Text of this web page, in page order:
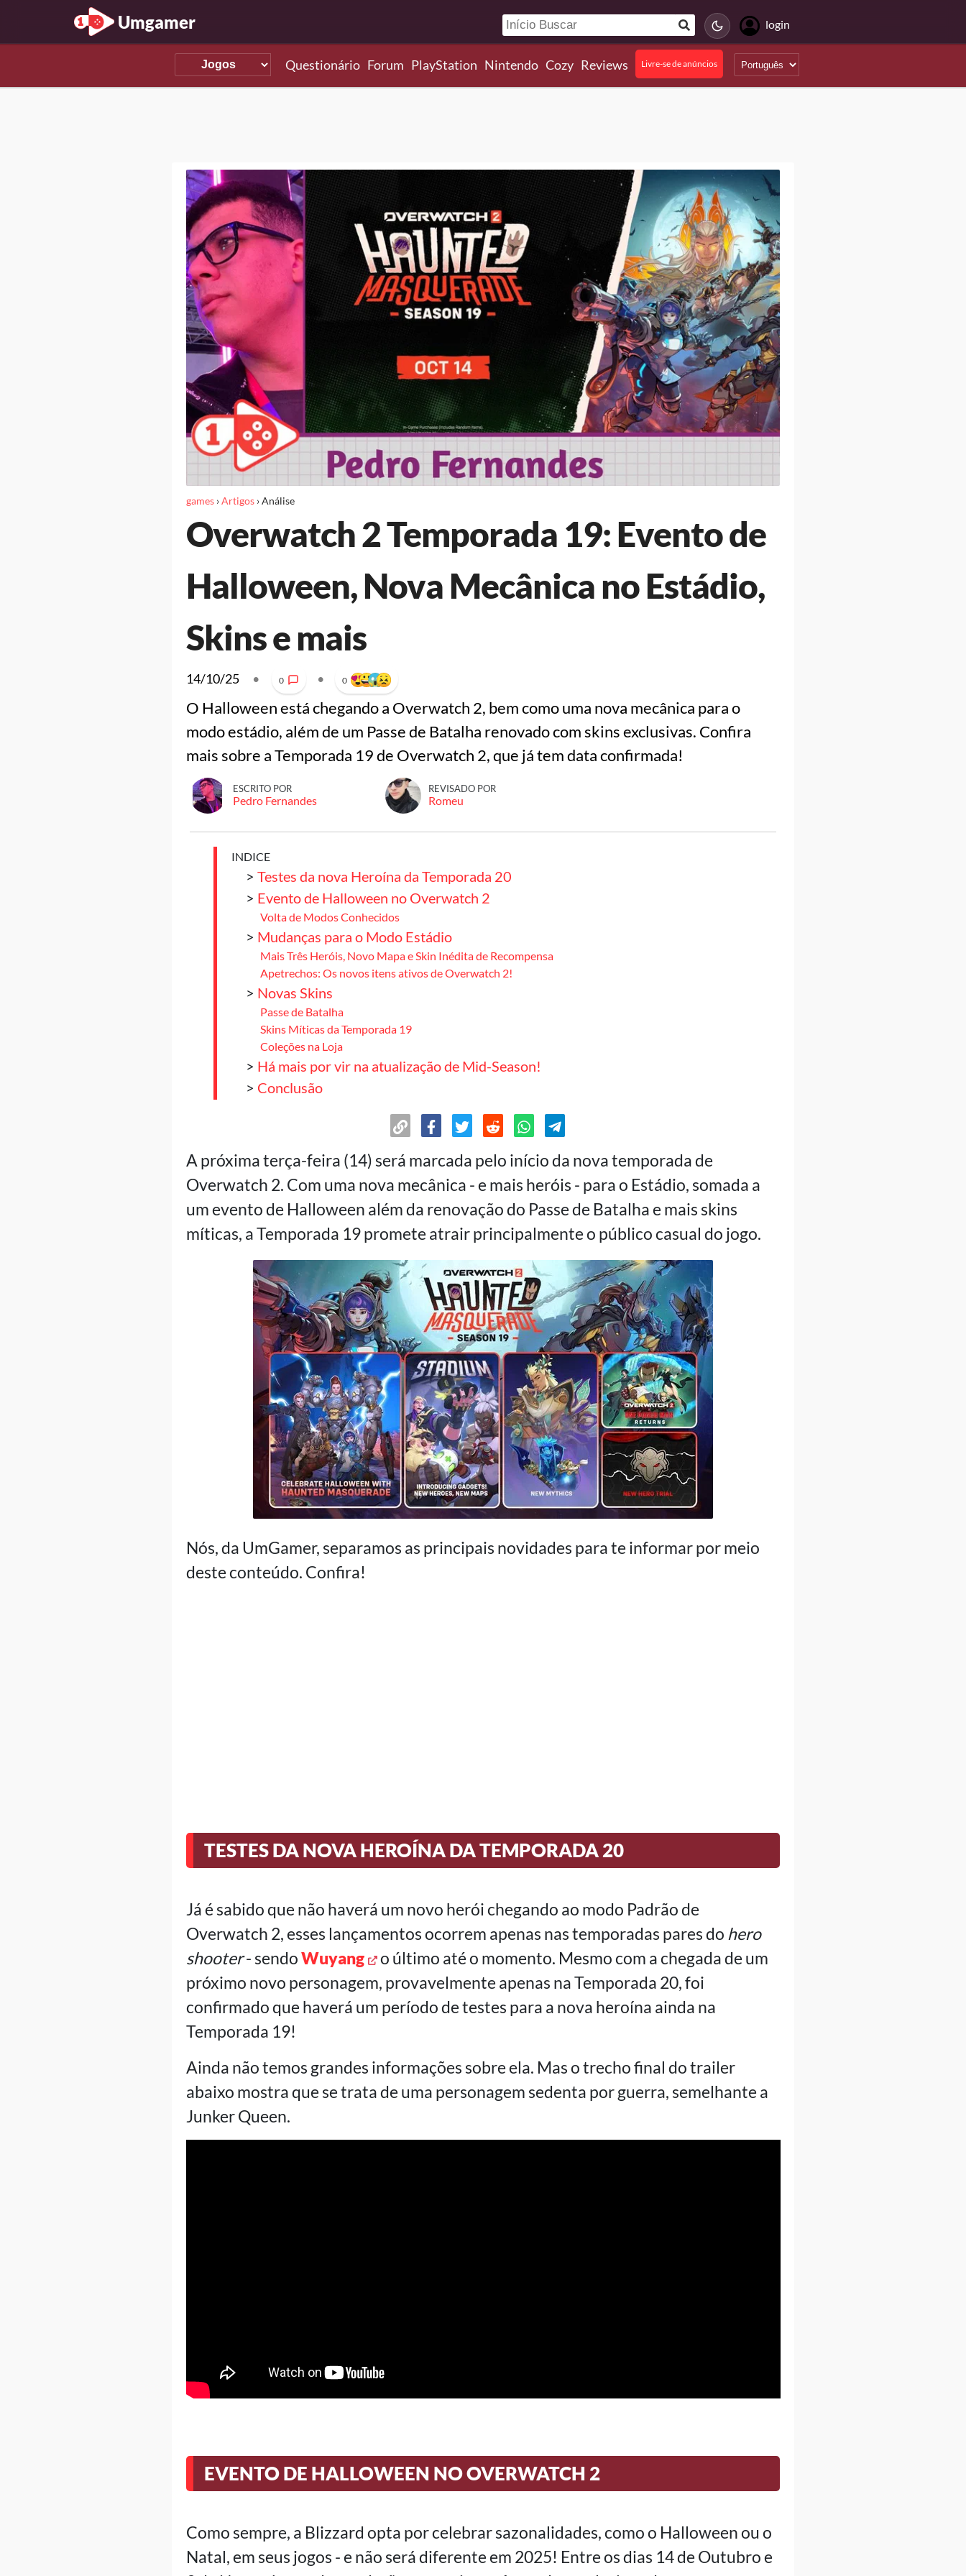
Umgamer login
Questionário Forum PlayStation Nintendo Cozy Reviews Livre-se de anúncios
games›Artigos›Análise
Overwatch 2 Temporada 19: Evento de
Halloween, Nova Mecânica no Estádio,
Skins e mais
14/10/25 • 0 • 0
O Halloween está chegando a Overwatch 2, bem como uma nova mecânica para o
modo estádio, além de um Passe de Batalha renovado com skins exclusivas. Confira
mais sobre a Temporada 19 de Overwatch 2, que já tem data confirmada!
ESCRITO POR
Pedro Fernandes
REVISADO POR
Romeu
INDICE
> Testes da nova Heroína da Temporada 20
> Evento de Halloween no Overwatch 2
Volta de Modos Conhecidos
> Mudanças para o Modo Estádio
Mais Três Heróis, Novo Mapa e Skin Inédita de Recompensa
Apetrechos: Os novos itens ativos de Overwatch 2!
> Novas Skins
Passe de Batalha
Skins Míticas da Temporada 19
Coleções na Loja
> Há mais por vir na atualização de Mid-Season!
> Conclusão
A próxima terça-feira (14) será marcada pelo início da nova temporada de
Overwatch 2. Com uma nova mecânica - e mais heróis - para o Estádio, somada a
um evento de Halloween além da renovação do Passe de Batalha e mais skins
míticas, a Temporada 19 promete atrair principalmente o público casual do jogo.
Nós, da UmGamer, separamos as principais novidades para te informar por meio
deste conteúdo. Confira!
TESTES DA NOVA HEROÍNA DA TEMPORADA 20
Já é sabido que não haverá um novo herói chegando ao modo Padrão de
Overwatch 2, esses lançamentos ocorrem apenas nas temporadas pares do hero
shooter- sendoWuyang
o último até o momento. Mesmo com a chegada de um
próximo novo personagem, provavelmente apenas na Temporada 20, foi
confirmado que haverá um período de testes para a nova heroína ainda na
Temporada 19!
Ainda não temos grandes informações sobre ela. Mas o trecho final do trailer
abaixo mostra que se trata de uma personagem sedenta por guerra, semelhante a
Junker Queen.
EVENTO DE HALLOWEEN NO OVERWATCH 2
Como sempre, a Blizzard opta por celebrar sazonalidades, como o Halloween ou o
Natal, em seus jogos - e não será diferente em 2025! Entre os dias 14 de Outubro e